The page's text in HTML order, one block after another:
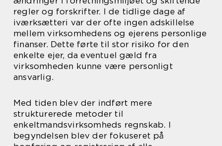
regler og forskrifter. I de tidlige dage af
iværksætteri var der ofte ingen adskillelse
mellem virksomhedens og ejerens personlige
finanser. Dette førte til stor risiko for den
enkelte ejer, da eventuel gæld fra
virksomheden kunne være personligt
ansvarlig.
Med tiden blev der indført mere
strukturerede metoder til
enkeltmandsvirksomheds regnskab. I
begyndelsen blev der fokuseret på